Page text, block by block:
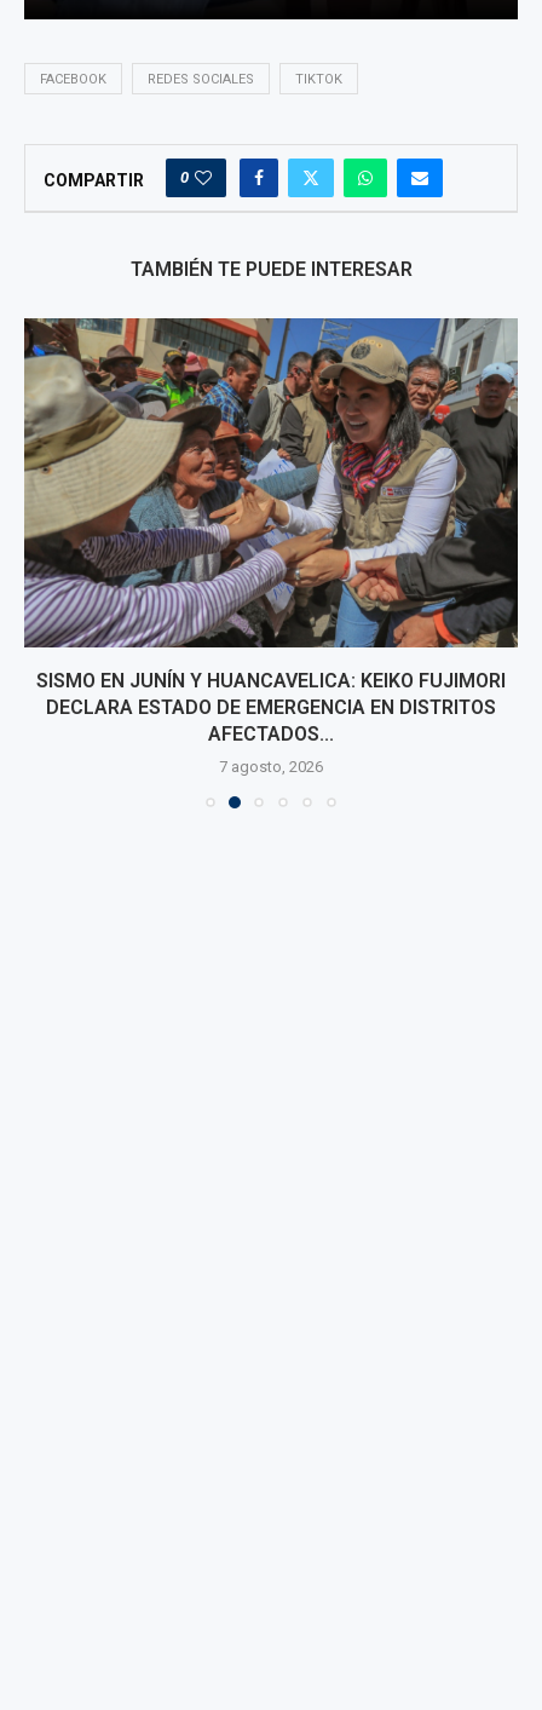
FACEBOOK REDES SOCIALES TIKTOK
COMPARTIR 0
TAMBIÉN TE PUEDE INTERESAR
SISMO EN JUNÍN Y HUANCAVELICA: KEIKO FUJIMORI
DECLARA ESTADO DE EMERGENCIA EN DISTRITOS
AFECTADOS...
7 agosto, 2026